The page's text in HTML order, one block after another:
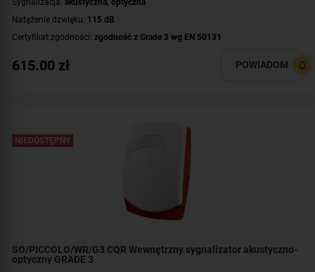
Natężenie dzwięku: 115 dB
Certyfikat zgodności: zgodność z Grade 3 wg EN 50131
zabezpieczenie mechaniczne: osłona z blachy
ocynkowanej
615.00 zł POWIADOM
SO/PICCOLO/WR/G3 CQR Wewnętrzny sygnalizator akustyczno-
optyczny GRADE 3
NIEDOSTĘPNY